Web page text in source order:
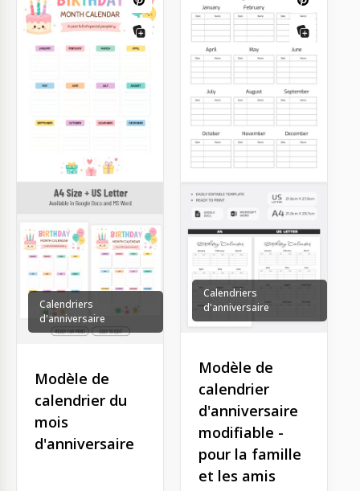
Calendriers
d'anniversaire
Modèle de
calendrier du
mois
d'anniversaire
Calendriers
d'anniversaire
Modèle de
calendrier
d'anniversaire
modifiable -
pour la famille
et les amis